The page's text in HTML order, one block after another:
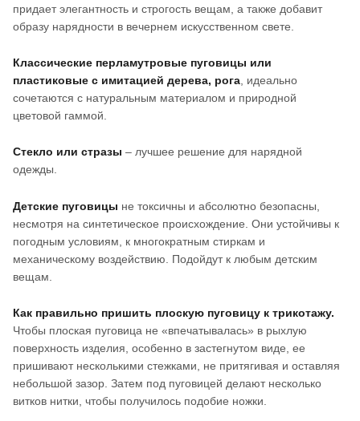
придает элегантность и строгость вещам, а также добавит
образу нарядности в вечернем искусственном свете.
Классические перламутровые пуговицы или
пластиковые с имитацией дерева, рога , идеально
сочетаются с натуральным материалом и природной
цветовой гаммой.
Стекло или стразы – лучшее решение для нарядной
одежды.
Детские пуговицы не токсичны и абсолютно безопасны,
несмотря на синтетическое происхождение. Они устойчивы к
погодным условиям, к многократным стиркам и
механическому воздействию. Подойдут к любым детским
вещам.
Как правильно пришить плоскую пуговицу к трикотажу.
Чтобы плоская пуговица не «впечатывалась» в рыхлую
поверхность изделия, особенно в застегнутом виде, ее
пришивают несколькими стежками, не притягивая и оставляя
небольшой зазор. Затем под пуговицей делают несколько
витков нитки, чтобы получилось подобие ножки.